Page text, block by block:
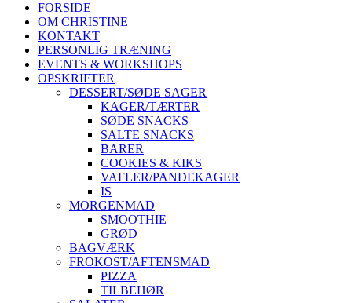
FORSIDE
OM CHRISTINE
KONTAKT
PERSONLIG TRÆNING
EVENTS & WORKSHOPS
OPSKRIFTER
DESSERT/SØDE SAGER
KAGER/TÆRTER
SØDE SNACKS
SALTE SNACKS
BARER
COOKIES & KIKS
VAFLER/PANDEKAGER
IS
MORGENMAD
SMOOTHIE
GRØD
BAGVÆRK
FROKOST/AFTENSMAD
PIZZA
TILBEHØR